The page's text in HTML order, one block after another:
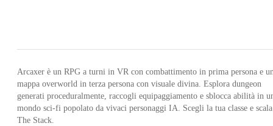
Arcaxer è un RPG a turni in VR con combattimento in prima persona e
mappa overworld in terza persona con visuale divina. Esplora dungeon
generati proceduralmente, raccogli equipaggiamento e sblocca abilità in
mondo sci-fi popolato da vivaci personaggi IA. Scegli la tua classe e scala
The Stack.